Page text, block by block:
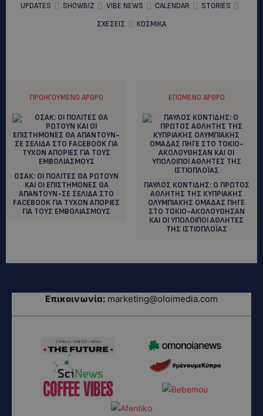
UPDATES SHOWBIZ VIBE NEWS CALENDAR
STORIES
ΣΧΕΣΕΙΣ
ΚΟΣΜΙΚΑ
ΠΡΟΗΓΟΎΜΕΝΟ ΆΡΘΡΟ
ΟΣΑΚ: OI ΠΟΛΙΤΕΣ ΘΑ ΡΩΤΟΥΝ
ΚΑΙ ΟΙ ΕΠΙΣΤΗΜΟΝΕΣ ΘΑ
ΑΠΑΝΤΟΥΝ-ΣΕ ΣΕΛΙΔΑ ΣΤΟ
FACEBOOK ΓΙΑ ΤΥΧΟΝ ΑΠΟΡΙΕΣ
ΓΙΑ ΤΟΥΣ ΕΜΒΟΛΙΑΣΜΟΥΣ
ΕΠΌΜΕΝΟ ΆΡΘΡΟ
ΠΑΥΛΟΣ ΚΟΝΤΙΔΗΣ: O ΠΡΩΤΟΣ
ΑΘΛΗΤΗΣ ΤΗΣ ΚΥΠΡΙΑΚΗΣ
ΟΛΥΜΠΙΑΚΗΣ ΟΜΑΔΑΣ ΠΗΓΕ
ΣΤΟ ΤΟΚΙΟ-ΑΚΟΛΟΥΘΗΣΑΝ
ΚΑΙ ΟΙ ΥΠΟΛΟΙΠΟΙ ΑΘΛΗΤΕΣ
ΤΗΣ ΙΣΤΙΟΠΛΟΪΑΣ
Επικοινωνία: marketing@oloimedia.com